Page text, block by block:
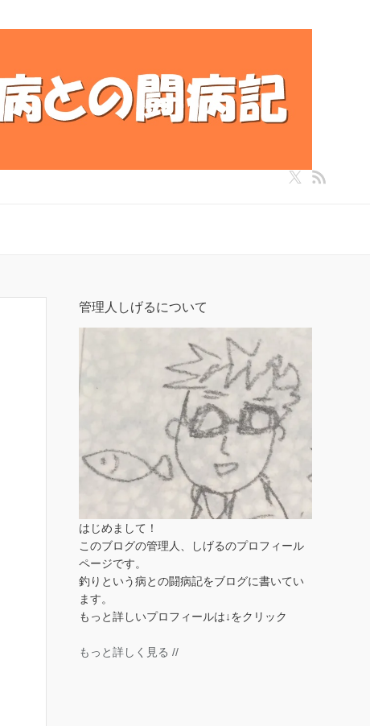
管理人しげるについて
はじめまして！
このブログの管理人、しげるのプロフィール
ページです。
釣りという病との闘病記をブログに書いてい
ます。
もっと詳しいプロフィールは↓をクリック
もっと詳しく見る //